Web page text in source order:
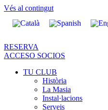
Vés al contingut
RESERVA
ACCESO SOCIOS
TU CLUB
Història
La Masia
Instal·lacions
Serveis